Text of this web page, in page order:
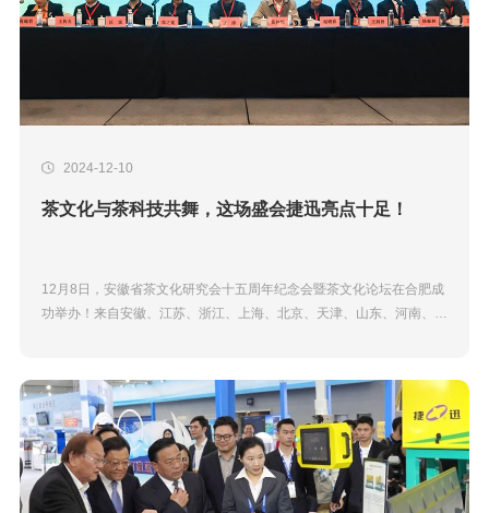
2024-12-10
茶文化与茶科技共舞，这场盛会捷迅亮点十足！
12月8日，安徽省茶文化研究会十五周年纪念会暨茶文化论坛在合肥成
功举办！来自安徽、江苏、浙江、上海、北京、天津、山东、河南、山